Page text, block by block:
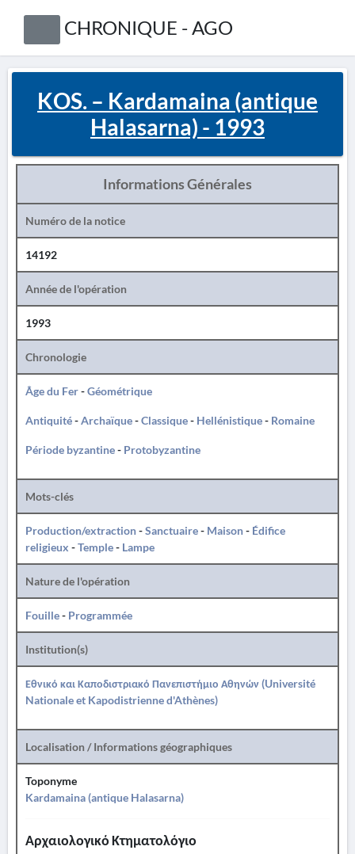
CHRONIQUE - AGO
KOS. – Kardamaina (antique
Halasarna) - 1993
Informations Générales
Numéro de la notice
14192
Année de l'opération
1993
Chronologie
Âge du Fer-Géométrique
Antiquité-Archaïque-Classique- Hellénistique- Romaine
Période byzantine- Protobyzantine
Mots-clés
Production/extraction-Sanctuaire- Maison- Édifice
religieux -Temple- Lampe
Nature de l'opération
Fouille- Programmée
Institution(s)
Εθνικό και Καποδιστριακό Πανεπιστήμιο Αθηνών (Université
Nationale et Kapodistrienne d'Athènes)
Localisation / Informations géographiques
Toponyme
Kardamaina (antique Halasarna)
Αρχαιολογικό Κτηματολόγιο